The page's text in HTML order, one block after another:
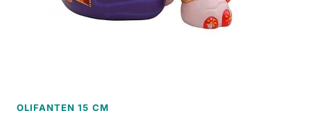
OLIFANTEN 15 CM